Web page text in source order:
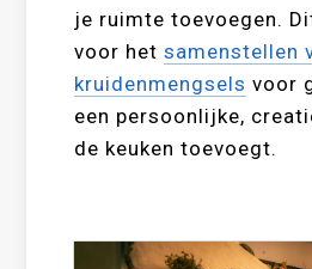
je ruimte toevoegen.
voor hetsamenstellen
kruidenmengsels voor
een persoonlijke,
de keuken toevoegt.